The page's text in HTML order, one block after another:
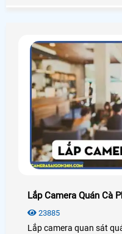
Lắp Camera Quán Cà
23885
Lắp camera quan sát